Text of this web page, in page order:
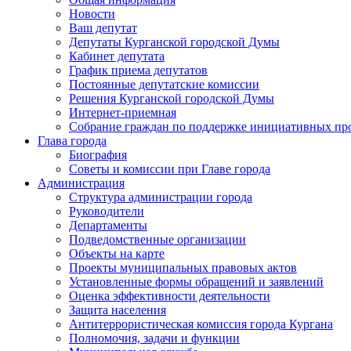
Новости
Ваш депутат
Депутаты Курганской городской Думы
Кабинет депутата
График приема депутатов
Постоянные депутатские комиссии
Решения Курганской городской Думы
Интернет-приемная
Собрание граждан по поддержке инициативных
Глава города
Биография
Советы и комиссии при Главе города
Администрация
Структура администрации города
Руководители
Департаменты
Подведомственные организации
Объекты на карте
Проекты муниципальных правовых актов
Установленные формы обращений и заявлений
Оценка эффективности деятельности
Защита населения
Антитеррористическая комиссия города Кургана
Полномочия, задачи и функции